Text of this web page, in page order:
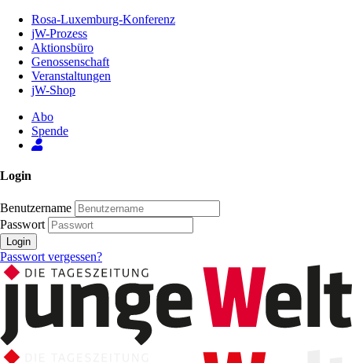
Inhalt
Seite
Rosa-Luxemburg-Konferenz
jW-Prozess
Aktionsbüro
Genossenschaft
Veranstaltungen
jW-Shop
Abo
Spende
Login
Benutzername
Passwort
Login
Passwort vergessen?